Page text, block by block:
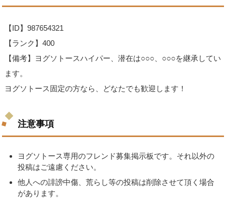
【ID】987654321
【ランク】400
【備考】ヨグソトースハイパー、潜在は○○○、○○○を継承してい
ます。
ヨグソトース固定の方なら、どなたでも歓迎します！
注意事項
ヨグソトース専用のフレンド募集掲示板です。それ以外の
投稿はご遠慮ください。
他人への誹謗中傷、荒らし等の投稿は削除させて頂く場合
があります。